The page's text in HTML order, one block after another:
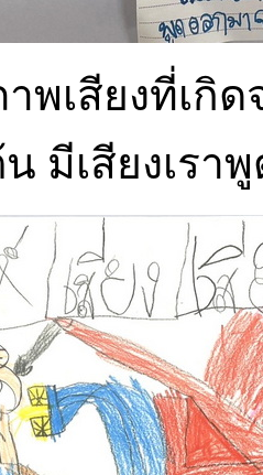
พเสียงที่เกิด
น มีเสียงเรา